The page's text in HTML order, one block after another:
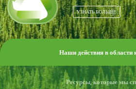
УЗНАТЬ БОЛЬШЕ
Наши действия в области
Ресурсы, которые мы